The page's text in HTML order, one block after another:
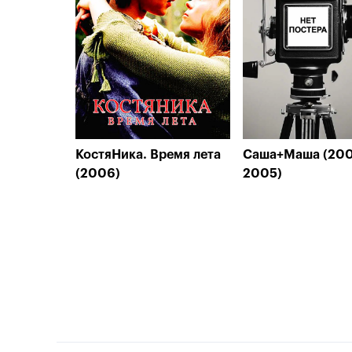
КостяНика. Время лета
(2006)
Саша+Маша
2005)